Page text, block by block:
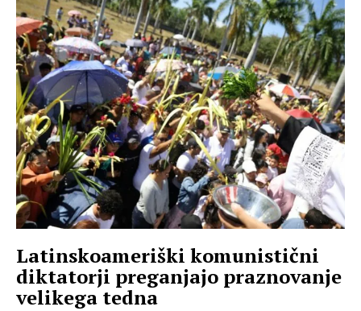
Latinskoameriški komunistični
diktatorji preganjajo praznovanje
velikega tedna